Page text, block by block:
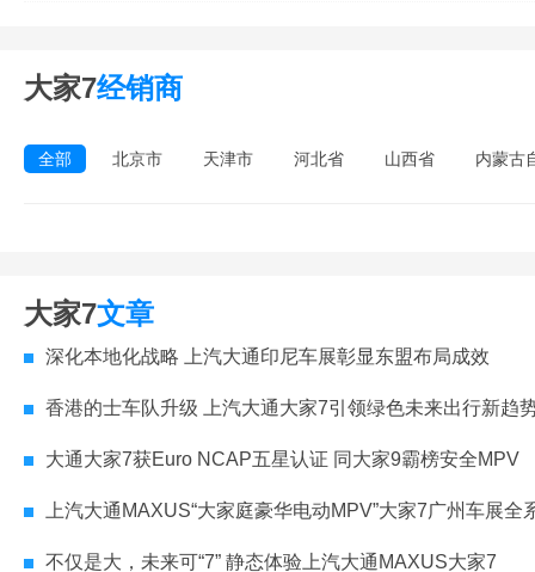
大家7经销商
全部 北京市 天津市 河北省 山西省 内蒙古
大家7文章
深化本地化战略 上汽大通印尼车展彰显东盟布局成效
香港的士车队升级 上汽大通大家7引领绿色未来出行新趋
大通大家7获Euro NCAP五星认证 同大家9霸榜安全MPV
上汽大通MAXUS“大家庭豪华电动MPV”大家7广州车展全
不仅是大，未来可“7” 静态体验上汽大通MAXUS大家7